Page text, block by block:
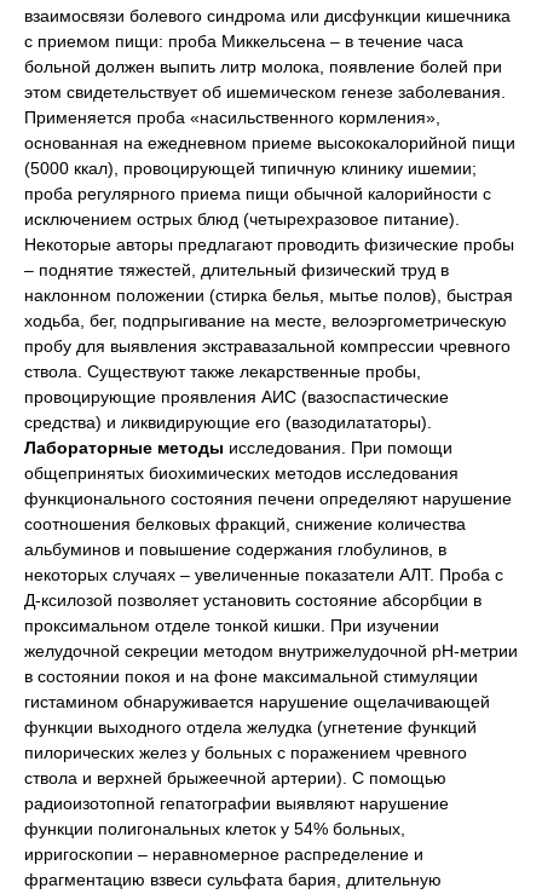
взаимосвязи болевого синдрома или дисфункции кишечника
с приемом пищи: проба Миккельсена – в течение часа
больной должен выпить литр молока, появление болей при
этом свидетельствует об ишемическом генезе заболевания.
Применяется проба «насильственного кормления»,
основанная на ежедневном приеме высококалорийной пищи
(5000 ккал), провоцирующей типичную клинику ишемии;
проба регулярного приема пищи обычной калорийности с
исключением острых блюд (четырехразовое питание).
Некоторые авторы предлагают проводить физические пробы
– поднятие тяжестей, длительный физический труд в
наклонном положении (стирка белья, мытье полов), быстрая
ходьба, бег, подпрыгивание на месте, велоэргометрическую
пробу для выявления экстравазальной компрессии чревного
ствола. Существуют также лекарственные пробы,
провоцирующие проявления АИС (вазоспастические
средства) и ликвидирующие его (вазодилататоры).
Лабораторные методы исследования. При помощи
общепринятых биохимических методов исследования
функционального состояния печени определяют нарушение
соотношения белковых фракций, снижение количества
альбуминов и повышение содержания глобулинов, в
некоторых случаях – увеличенные показатели АЛТ. Проба с
Д-ксилозой позволяет установить состояние абсорбции в
проксимальном отделе тонкой кишки. При изучении
желудочной секреции методом внутрижелудочной рН-метрии
в состоянии покоя и на фоне максимальной стимуляции
гистамином обнаруживается нарушение ощелачивающей
функции выходного отдела желудка (угнетение функций
пилорических желез у больных с поражением чревного
ствола и верхней брыжеечной артерии). С помощью
радиоизотопной гепатографии выявляют нарушение
функции полигональных клеток у 54% больных,
ирригоскопии – неравномерное распределение и
фрагментацию взвеси сульфата бария, длительную